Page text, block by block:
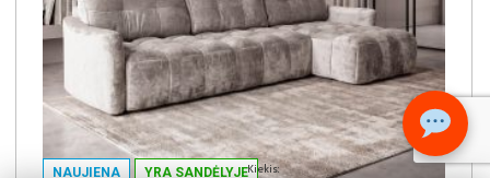
Kiekis:
NAUJIENA YRA SANDĖLYJE